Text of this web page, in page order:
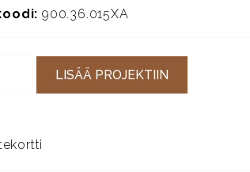
900.36.015XA
LISÄÄ PROJEKTIIN